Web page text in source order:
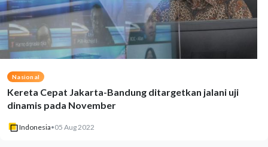
Nasional
Kereta Cepat Jakarta-Bandung ditargetkan jalani uji
dinamis pada November
Indonesia•05 Aug 2022